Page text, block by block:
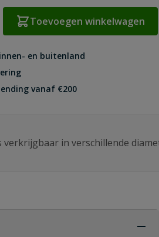
Toevoegen winkelwagen
en buitenland
vanaf €200
verkrijgbaar in verschillende